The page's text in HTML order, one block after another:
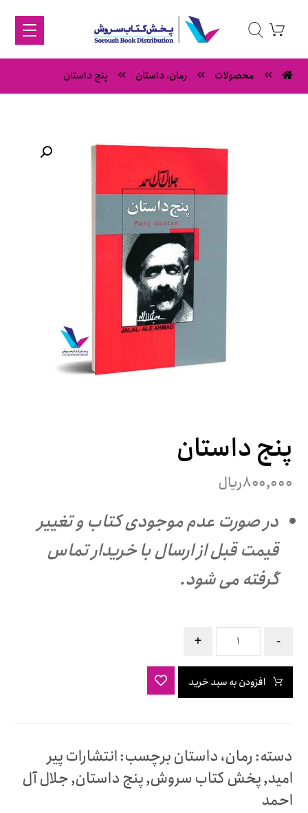
محصولات رمان، داستان پنج داستان
پنج داستان
۸۰۰,۰۰۰ریال
در صورت عدم موجودی کتاب و تغییر
قیمت قبل از ارسال با خریدار تماس
گرفته می شود.
-
+
افزودن به سبد خرید
دسته:رمان، داستانبرچسب:انتشارات پیر
امید,پخش کتاب سروش,پنج داستان,جلال آل
احمد